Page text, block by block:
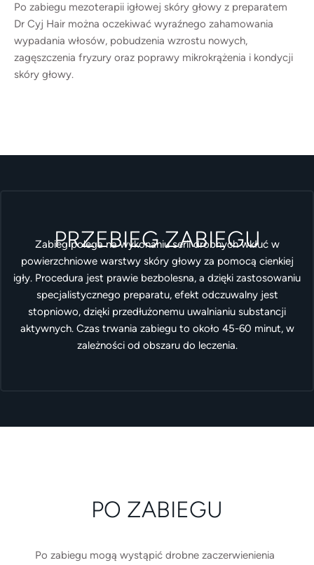
Po zabiegu mezoterapii igłowej skóry głowy z preparatem
Dr Cyj Hair można oczekiwać wyraźnego zahamowania
wypadania włosów, pobudzenia wzrostu nowych,
zagęszczenia fryzury oraz poprawy mikrokrążenia i kondycji
skóry głowy.
PRZEBIEG ZABIEGU
Zabieg polega na wykonaniu serii drobnych wkłuć w
powierzchniowe warstwy skóry głowy za pomocą cienkiej
igły. Procedura jest prawie bezbolesna, a dzięki zastosowaniu
specjalistycznego preparatu, efekt odczuwalny jest
stopniowo, dzięki przedłużonemu uwalnianiu substancji
aktywnych. Czas trwania zabiegu to około 45-60 minut, w
zależności od obszaru do leczenia.
PO ZABIEGU
Po zabiegu mogą wystąpić drobne zaczerwienienia